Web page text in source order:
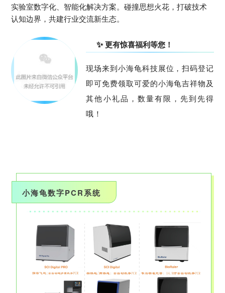
实验室数字化、智能化解决方案。碰撞思想火花，打破技术
认知边界，共建行业交流新生态。
✨更有惊喜福利等您！
现场来到小海龟科技展位，扫码登记
即可免费领取可爱的小海龟吉祥物及
其他小礼品，数量有限，先到先得
哦！
小海龟数字PCR系统